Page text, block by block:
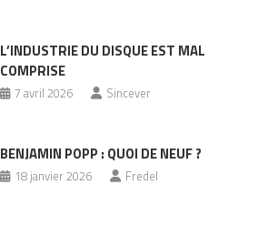
L’INDUSTRIE DU DISQUE EST MAL
COMPRISE
7 avril 2026 Sincever
BENJAMIN POPP : QUOI DE NEUF ?
18 janvier 2026 Fredel